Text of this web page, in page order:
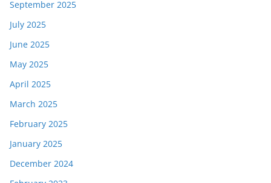
September 2025
July 2025
June 2025
May 2025
April 2025
March 2025
February 2025
January 2025
December 2024